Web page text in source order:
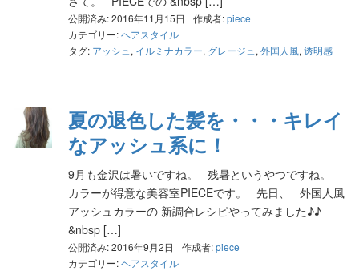
公開済み: 2016年11月15日 作成者:piece
カテゴリー:ヘアスタイル
タグ: アッシュ , イルミナカラー, グレージュ , 外国人風, 透明感
夏の退色した髪を・・・キレイ
なアッシュ系に！
9月も金沢は暑いですね。 残暑というやつですね。
カラーが得意な美容室PIECEです。 先日、 外国人風
アッシュカラーの 新調合レシピやってみました♪♪
&nbsp […]
公開済み: 2016年9月2日 作成者:piece
カテゴリー:ヘアスタイル